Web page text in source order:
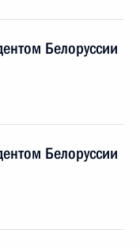
Белоруссии
Белоруссии